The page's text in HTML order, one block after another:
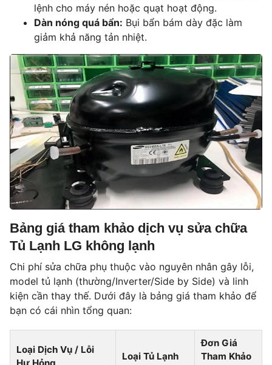
lệnh cho máy nén hoặc quạt hoạt động.
Dàn nóng quá bẩn: Bụi bẩn bám dày đặc làm
giảm khả năng tản nhiệt.
Bảng giá tham khảo dịch vụ sửa chữa
Tủ Lạnh LG không lạnh
Chi phí sửa chữa phụ thuộc vào nguyên nhân gây lỗi,
model tủ lạnh (thường/Inverter/Side by Side) và linh
kiện cần thay thế. Dưới đây là bảng giá tham khảo để
bạn có cái nhìn tổng quan:
Loại Dịch Vụ / Lỗi
Hư Hỏng
Loại Tủ Lạnh
Đơn Giá
Tham Khảo